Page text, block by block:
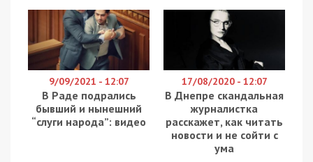
9/09/2021 - 12:07
В Раде подрались
бывший и нынешний
“слуги народа”: видео
17/08/2020 - 12:07
В Днепре скандальная
журналистка
расскажет, как читать
новости и не сойти с
ума